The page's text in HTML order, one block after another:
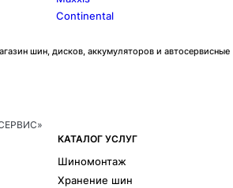
Continental
шин, дисков, аккумуляторов и автосервисные
КАТАЛОГ УСЛУГ
Шиномонтаж
Хранение шин